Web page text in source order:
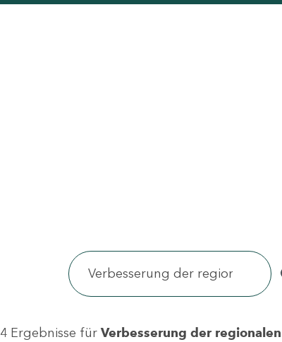
4 Ergebnisse für Verbesserung der